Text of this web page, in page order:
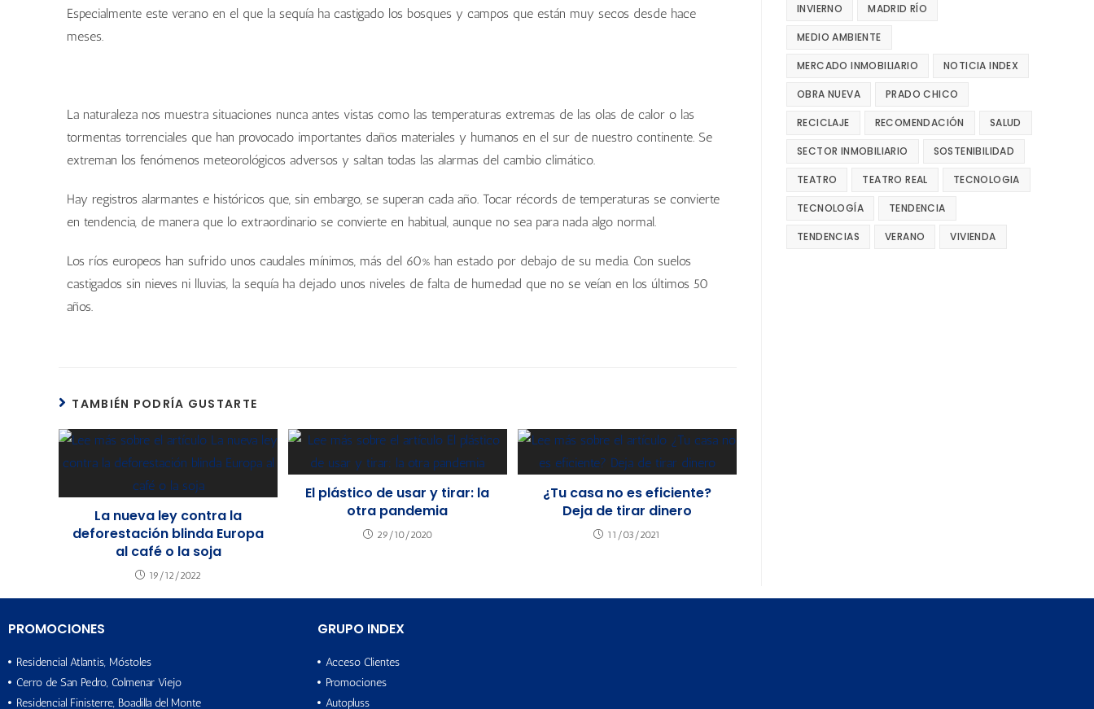
Especialmente este verano en el que la sequía ha castigado los bosques y campos que están muy secos desde hace
meses.
La naturaleza nos muestra situaciones nunca antes vistas como las temperaturas extremas de las olas de calor o las
tormentas torrenciales que han provocado importantes daños materiales y humanos en el sur de nuestro continente. Se
extreman los fenómenos meteorológicos adversos y saltan todas las alarmas del cambio climático.
Hay registros alarmantes e históricos que, sin embargo, se superan cada año. Tocar récords de temperaturas se convierte
en tendencia, de manera que lo extraordinario se convierte en habitual, aunque no sea para nada algo normal.
Los ríos europeos han sufrido unos caudales mínimos, más del 60% han estado por debajo de su media. Con suelos
castigados sin nieves ni lluvias, la sequía ha dejado unos niveles de falta de humedad que no se veían en los últimos 50
años.
TAMBIÉN PODRÍA GUSTARTE
La nueva ley contra la
deforestación blinda Europa
al café o la soja
19/12/2022
El plástico de usar y tirar: la
otra pandemia
29/10/2020
¿Tu casa no es eficiente?
Deja de tirar dinero
11/03/2021
INVIERNO MADRID RÍO
MEDIO AMBIENTE
MERCADO INMOBILIARIO NOTICIA INDEX
OBRA NUEVA PRADO CHICO
RECICLAJE RECOMENDACIÓN SALUD
SECTOR INMOBILIARIO SOSTENIBILIDAD
TEATRO TEATRO REAL TECNOLOGIA
TECNOLOGÍA TENDENCIA
TENDENCIAS VERANO VIVIENDA
PROMOCIONES
Residencial Atlantis, Móstoles
Cerro de San Pedro, Colmenar Viejo
Residencial Finisterre, Boadilla del Monte
GRUPO INDEX
Acceso Clientes
Promociones
Autopluss